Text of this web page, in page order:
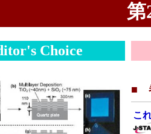
第
Choice
■
こ